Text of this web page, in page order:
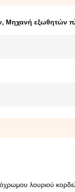
, Μηχανή εξωθητών
λουριού